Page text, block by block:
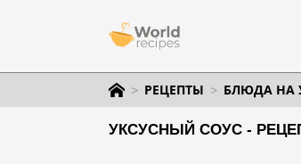
РЕЦЕПТЫ БЛЮДА НА
УКСУСНЫЙ СОУС -